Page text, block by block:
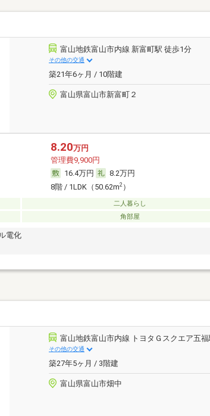
富山地鉄富山市内線 新富町駅 徒歩1分
その他の交通
築21年6ヶ月 / 10階建
富山県富山市新富町２
8.20万円
管理費9,900円
16.4万円
8.2万円
8階 / 1LDK（50.62m2 ）
二人暮らし
角部屋
電化
富山地鉄富山市内線 トヨタＧスクエア五
その他の交通
築27年5ヶ月 / 3階建
富山県富山市畑中